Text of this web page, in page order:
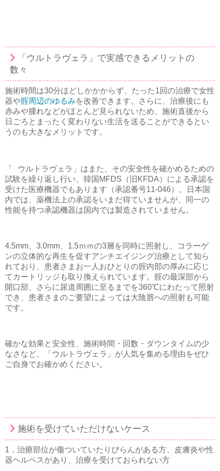
「ウルトラヴェラ」で実感できるメリットの
数々
施術時間は30分ほどしかかからず、たった1回の治療で女性
器や腟周辺のゆるみを改善できます。さらに、治療後にも
赤みや腫れなどがほとんど見られないため、施術直後から
日ごろとまったく変わりない生活を送ることができるとい
うのも大きなメリットです。
「 ウルトラヴェラ」はまた、その安全性を確かめるための
試験を繰り返し行い、韓国MFDS（旧KFDA）による承認を
受けた医療機器でもあります（承認番号11-046）。日本国
内では、薬機法上の承認をいまだ得ていませんが、同一の
性能を持つ承認機器は国内では製造されていません。
4.5mm、3.0mm、1.5ｍｍの3層を同時に照射し、コラーゲ
ンの立体的な再生を促すアンチエイジング治療として知ら
れており、患者さまお一人おひとりの腟内部の厚みに応じ
てカートリッジも取り換えられています。腟の最深部から
開口部、さらに尿道周囲に至るまでを360℃にわたって照射
でき、患者さまのご要望によっては大陰唇への照射も可能
です。
確かな効果と安全性、施術時間・回数・ダウンタイムの少
なさなど、「ウルトラヴェラ」が人気を集める理由をぜひ
ご自身でお確かめください。
施術を受けていただけないケース
1．治療部位が傷ついていたりびらんがある方、皮膚炎や性
器ヘルペスがあり、治療を受けておられない方